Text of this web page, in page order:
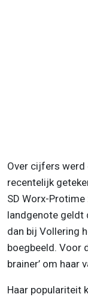
Over cijfers werd
recentelijk
SD Worx-
landgenote geldt
dan bij Vollering
boegbeeld. Voor
brainer’ om haar
Haar populariteit